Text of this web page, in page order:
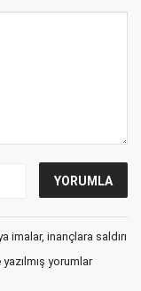
imalar, inançlara saldırı
yorumlar